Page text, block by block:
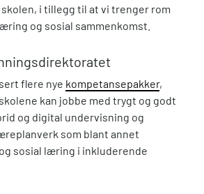
i tillegg til at vi trenger rom
og sosial sammenkomst.
flere nye kompetansepakker,
kan jobbe med trygt og godt
og digital undervisning og
som blant annet
sosial læring i inkluderende